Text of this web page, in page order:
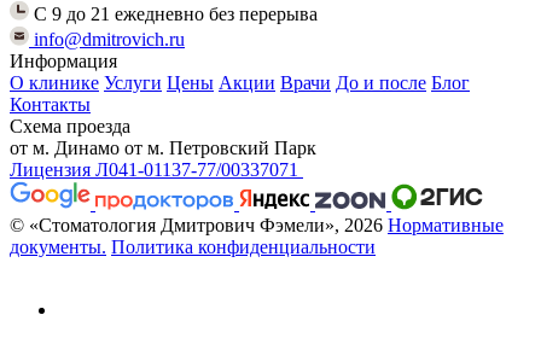
C 9 до 21 ежедневно без перерыва
info@dmitrovich.ru
Информация
О клинике Услуги Цены Акции Врачи До и после Блог
Контакты
Схема проезда
от м. Динамо от м. Петровский Парк
Лицензия Л041-01137-77/00337071
© «Стоматология Дмитрович Фэмели», 2026 Нормативные
документы. Политика конфиденциальности